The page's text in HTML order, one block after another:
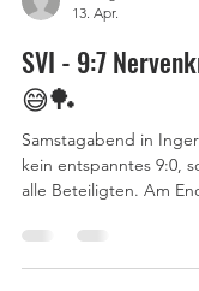
C.Lang
13. Apr.
SVI - 9:7
😅🏓
Samstagabend in
alle Beteiligten. Am